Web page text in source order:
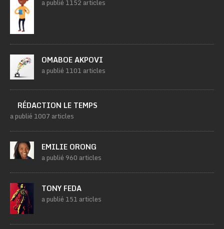
a publié 1152 articles
OMABOE AKPOVI
a publié 1101 articles
RÉDACTION LE TEMPS
a publié 1007 articles
EMILIE ORONG
a publié 960 articles
TONY FEDA
a publié 151 articles